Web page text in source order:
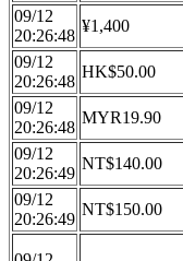
09/12
20:26:48
¥1,400
09/12
20:26:48
HK$50.00
09/12
20:26:48
MYR19.90
09/12
20:26:49
NT$140.00
09/12
20:26:49
NT$150.00